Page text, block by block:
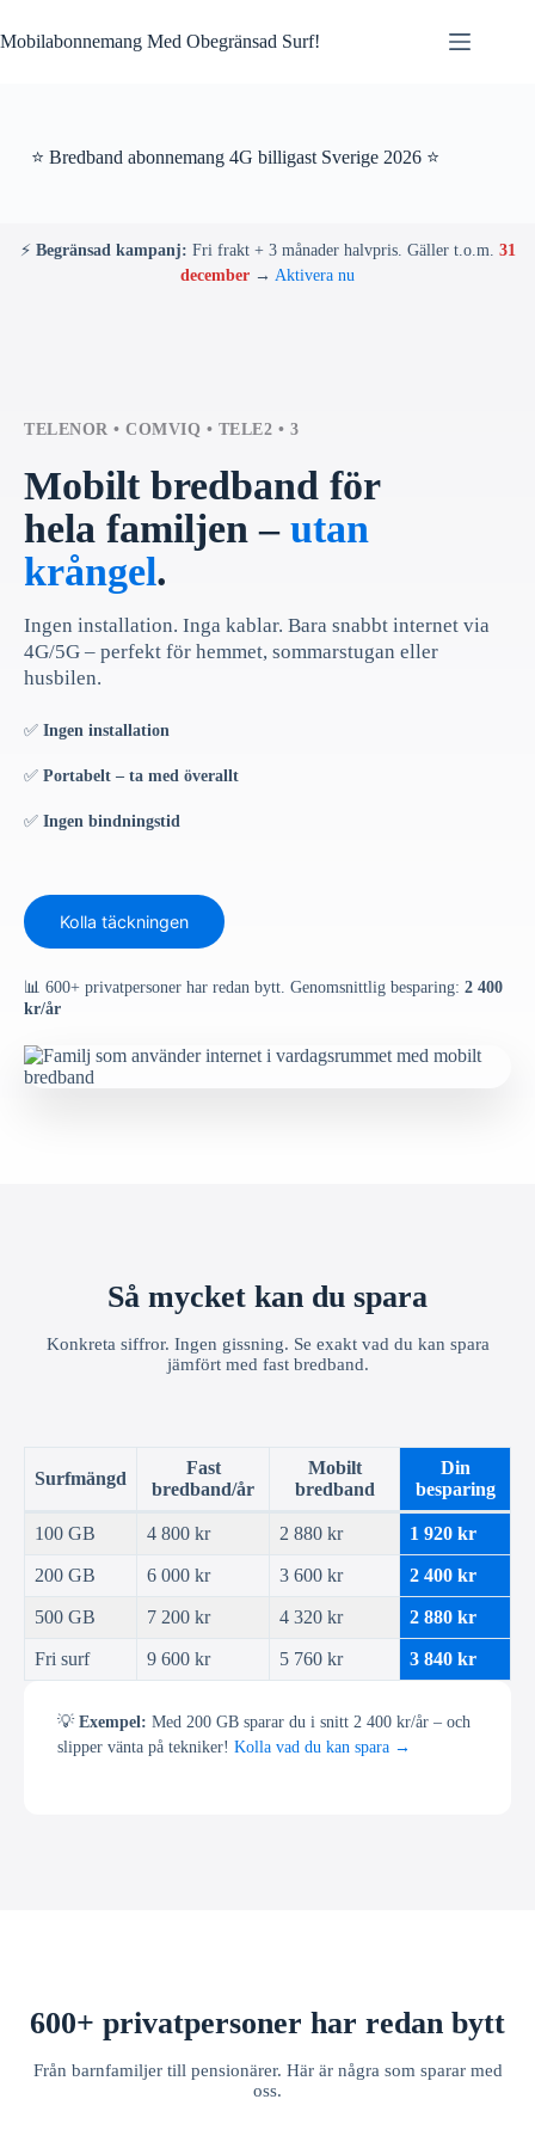
to
content
Mobilabonnemang Med Obegränsad Surf!
⭐ Bredband abonnemang 4G billigast Sverige 2026 ⭐
⚡ Begränsad kampanj: Fri frakt + 3 månader halvpris. Gäller t.o.m. 31
december → Aktivera nu
TELENOR • COMVIQ • TELE2 • 3
Mobilt bredband för
hela familjen – utan
krångel.
Ingen installation. Inga kablar. Bara snabbt internet via
4G/5G – perfekt för hemmet, sommarstugan eller
husbilen.
✅ Ingen installation
✅ Portabelt – ta med överallt
✅ Ingen bindningstid
Kolla täckningen
📊 600+ privatpersoner har redan bytt. Genomsnittlig besparing: 2 400
kr/år
Så mycket kan du spara
Konkreta siffror. Ingen gissning. Se exakt vad du kan spara
jämfört med fast bredband.
Surfmängd
Fast
bredband/år
Mobilt
bredband
Din
besparing
100 GB 4 800 kr 2 880 kr 1 920 kr
200 GB 6 000 kr 3 600 kr 2 400 kr
500 GB 7 200 kr 4 320 kr 2 880 kr
Fri surf 9 600 kr 5 760 kr 3 840 kr
💡Exempel: Med 200 GB sparar du i snitt 2 400 kr/år – och
slipper vänta på tekniker! Kolla vad du kan spara →
600+ privatpersoner har redan bytt
Från barnfamiljer till pensionärer. Här är några som sparar med
oss.